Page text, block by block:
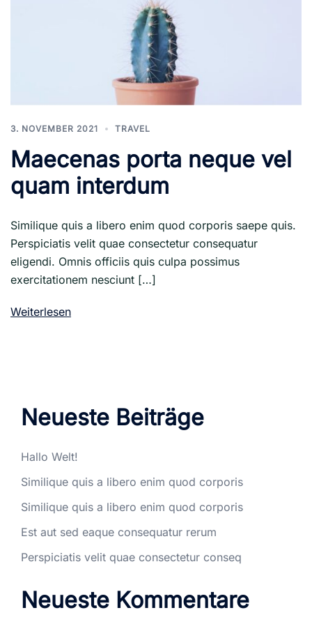
3. NOVEMBER 2021 TRAVEL
Maecenas porta neque vel
quam interdum
Similique quis a libero enim quod corporis saepe quis.
Perspiciatis velit quae consectetur consequatur
eligendi. Omnis officiis quis culpa possimus
exercitationem nesciunt […]
Weiterlesen
Neueste Beiträge
Hallo Welt!
Similique quis a libero enim quod corporis
Similique quis a libero enim quod corporis
Est aut sed eaque consequatur rerum
Perspiciatis velit quae consectetur conseq
Neueste Kommentare